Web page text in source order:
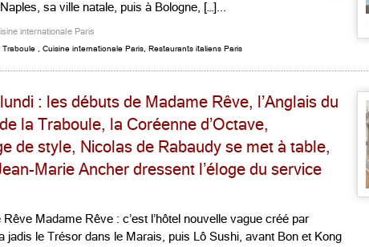
sa ville natale, puis à Bologne, […]...
internationale Paris
Traboule Cuisine internationale Paris Restaurants italiens Paris
: les débuts de Madame Rêve, l’Anglais du
la Traboule, la Coréenne d’Octave,
de style, Nicolas de Rabaudy se met à table,
Marie Ancher dressent l’éloge du service
Rêve Madame Rêve : c’est l’hôtel nouvelle vague créé par
jadis le Trésor dans le Marais, puis Lô Sushi, avant Bon et Kong